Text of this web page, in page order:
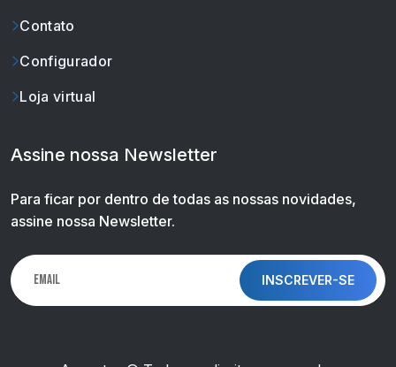
Contato
Configurador
Loja virtual
Assine nossa Newsletter
Para ficar por dentro de todas as nossas novidades,
assine nossa Newsletter.
INSCREVER-SE